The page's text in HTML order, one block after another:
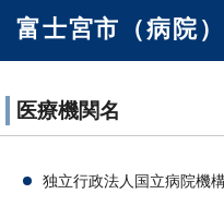
富士宮市（病院）
医療機関名
独立行政法人国立病院機